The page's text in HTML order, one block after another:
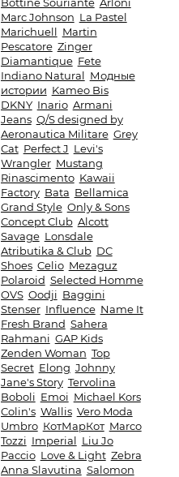
Marc Johnson La Pastel
Marichuell Martin
Pescatore Zinger
Diamantique Fete
Indiano Natural Модные
истории Kameo Bis
DKNY Inario Armani
Jeans Q/S designed by
Aeronautica Militare Grey
Cat Perfect J Levi's
Wrangler Mustang
Rinascimento Kawaii
Factory Bata Bellamica
Grand Style Only & Sons
Concept Club Alcott
Savage Lonsdale
Atributika & Club DC
Shoes Celio Mezaguz
Polaroid Selected Homme
OVS Oodji Baggini
Stenser Influence Name It
Fresh Brand Sahera
Rahmani GAP Kids
Zenden Woman Top
Secret Elong Johnny
Jane's Story Tervolina
Boboli Emoi Michael Kors
Colin's Wallis Vero Moda
Umbro КотМарКот Marco
Tozzi Imperial Liu Jo
Paccio Love & Light Zebra
Anna Slavutina Salomon